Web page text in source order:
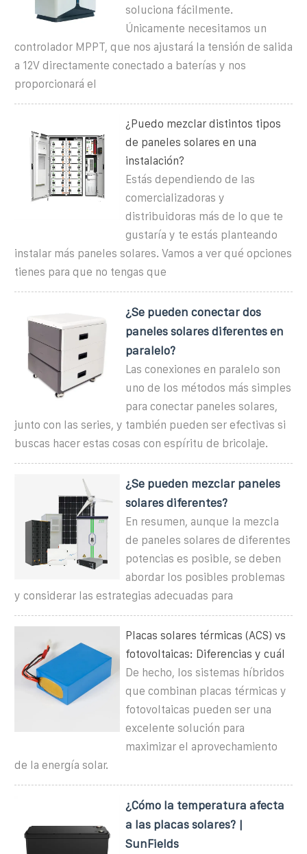
soluciona fácilmente.
Únicamente necesitamos un
controlador MPPT, que nos ajustará la tensión de salida
a 12V directamente conectado a baterías y nos
proporcionará el
¿Puedo mezclar distintos tipos
de paneles solares en una
instalación?
Estás dependiendo de las
comercializadoras y
distribuidoras más de lo que te
gustaría y te estás planteando
instalar más paneles solares. Vamos a ver qué opciones
tienes para que no tengas que
¿Se pueden conectar dos
paneles solares diferentes en
paralelo?
Las conexiones en paralelo son
uno de los métodos más simples
para conectar paneles solares,
junto con las series, y también pueden ser efectivas si
buscas hacer estas cosas con espíritu de bricolaje.
¿Se pueden mezclar paneles
solares diferentes?
En resumen, aunque la mezcla
de paneles solares de diferentes
potencias es posible, se deben
abordar los posibles problemas
y considerar las estrategias adecuadas para
Placas solares térmicas (ACS) vs
fotovoltaicas: Diferencias y cuál
De hecho, los sistemas híbridos
que combinan placas térmicas y
fotovoltaicas pueden ser una
excelente solución para
maximizar el aprovechamiento
de la energía solar.
¿Cómo la temperatura afecta
a las placas solares? |
SunFields